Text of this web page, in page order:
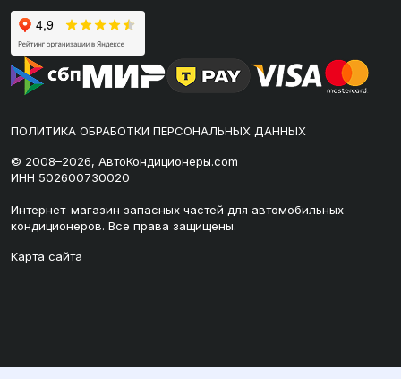
ПОЛИТИКА ОБРАБОТКИ ПЕРСОНАЛЬНЫХ ДАННЫХ
© 2008–2026, АвтоКондиционеры.com
ИНН 502600730020
Интернет-магазин запасных частей для автомобильных
кондиционеров. Все права защищены.
Карта сайта